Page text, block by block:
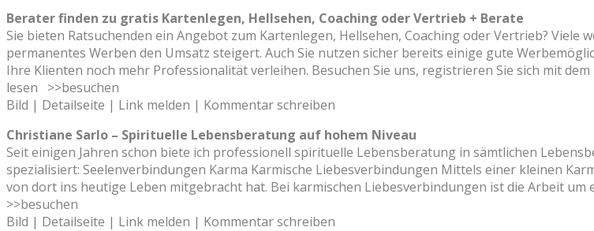
Berater finden zu gratis Kartenlegen, Hellsehen, Coaching oder Vertrieb + Berate
Sie bieten Ratsuchenden ein Angebot zum Kartenlegen, Hellsehen, Coaching oder Vertrieb?
permanentes Werben den Umsatz steigert. Auch Sie nutzen sicher bereits einige gute
Ihre Klienten noch mehr Professionalität verleihen. Besuchen Sie uns, registrieren Sie sich mit
lesen
>>besuchen
Bild | Detailseite | Link melden | Kommentar schreiben
Christiane Sarlo – Spirituelle Lebensberatung auf hohem Niveau
Seit einigen Jahren schon biete ich professionell spirituelle Lebensberatung in sämtlichen
spezialisiert: Seelenverbindungen Karma Karmische Liebesverbindungen Mittels einer kleinen
von dort ins heutige Leben mitgebracht hat. Bei karmischen Liebesverbindungen ist die Arbeit um
>>besuchen
Bild | Detailseite | Link melden | Kommentar schreiben